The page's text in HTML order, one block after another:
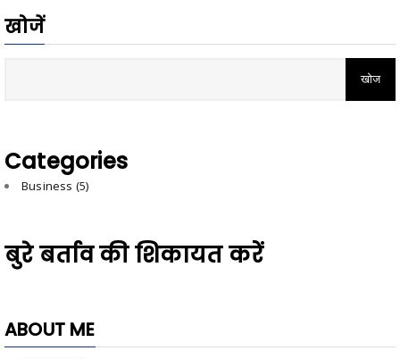
खोजें
Categories
Business (5)
बुरे बर्ताव की शिकायत करें
ABOUT ME